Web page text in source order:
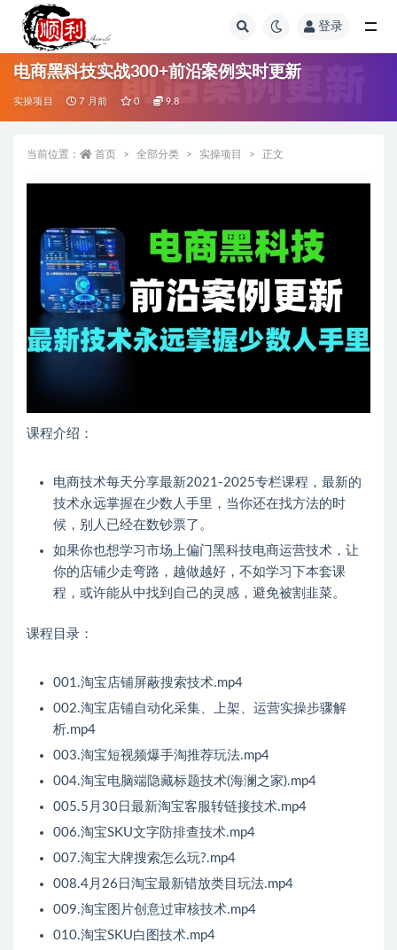
登录
电商黑科技实战300+前沿案例实时更新
实操项目 7 月前 0 9.8
当前位置： 首页 全部分类 实操项目 正文
课程介绍：
电商技术每天分享最新2021-2025专栏课程，最新的
技术永远掌握在少数人手里，当你还在找方法的时
候，别人已经在数钞票了。
如果你也想学习市场上偏门黑科技电商运营技术，让
你的店铺少走弯路，越做越好，不如学习下本套课
程，或许能从中找到自己的灵感，避免被割韭菜。
课程目录：
001.淘宝店铺屏蔽搜索技术.mp4
002.淘宝店铺自动化采集、上架、运营实操步骤解
析.mp4
003.淘宝短视频爆手淘推荐玩法.mp4
004.淘宝电脑端隐藏标题技术(海澜之家).mp4
005.5月30日最新淘宝客服转链接技术.mp4
006.淘宝SKU文字防排查技术.mp4
007.淘宝大牌搜索怎么玩?.mp4
008.4月26日淘宝最新错放类目玩法.mp4
009.淘宝图片创意过审核技术.mp4
010.淘宝SKU白图技术.mp4
全部